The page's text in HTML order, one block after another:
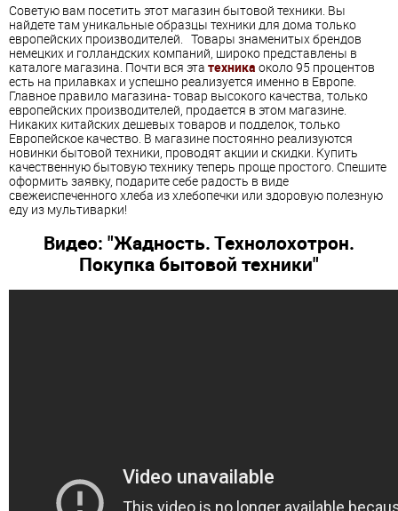
Советую вам посетить этот магазин бытовой техники. Вы
найдете там уникальные образцы техники для дома только
европейских производителей. Товары знаменитых брендов
немецких и голландских компаний, широко представлены в
каталоге магазина. Почти вся эта техника около 95 процентов
есть на прилавках и успешно реализуется именно в Европе.
Главное правило магазина- товар высокого качества, только
европейских производителей, продается в этом магазине.
Никаких китайских дешевых товаров и подделок, только
Европейское качество. В магазине постоянно реализуются
новинки бытовой техники, проводят акции и скидки. Купить
качественную бытовую технику теперь проще простого. Спешите
оформить заявку, подарите себе радость в виде
свежеиспеченного хлеба из хлебопечки или здоровую полезную
еду из мультиварки!
Видео: "Жадность. Технолохотрон.
Покупка бытовой техники"